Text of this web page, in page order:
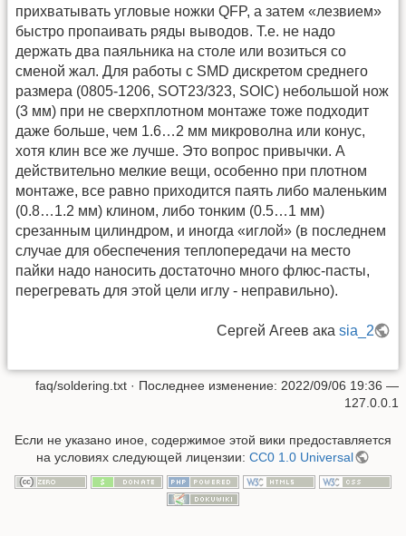
прихватывать угловые ножки QFP, а затем «лезвием»
быстро пропаивать ряды выводов. Т.е. не надо
держать два паяльника на столе или возиться со
сменой жал. Для работы с SMD дискретом среднего
размера (0805-1206, SOT23/323, SOIC) небольшой нож
(3 мм) при не сверхплотном монтаже тоже подходит
даже больше, чем 1.6…2 мм микроволна или конус,
хотя клин все же лучше. Это вопрос привычки. А
действительно мелкие вещи, особенно при плотном
монтаже, все равно приходится паять либо маленьким
(0.8…1.2 мм) клином, либо тонким (0.5…1 мм)
срезанным цилиндром, и иногда «иглой» (в последнем
случае для обеспечения теплопередачи на место
пайки надо наносить достаточно много флюс-пасты,
перегревать для этой цели иглу - неправильно).
Сергей Агеев ака sia_2
faq/soldering.txt · Последнее изменение: 2022/09/06 19:36 —
127.0.0.1
Если не указано иное, содержимое этой вики предоставляется
на условиях следующей лицензии: CC0 1.0 Universal